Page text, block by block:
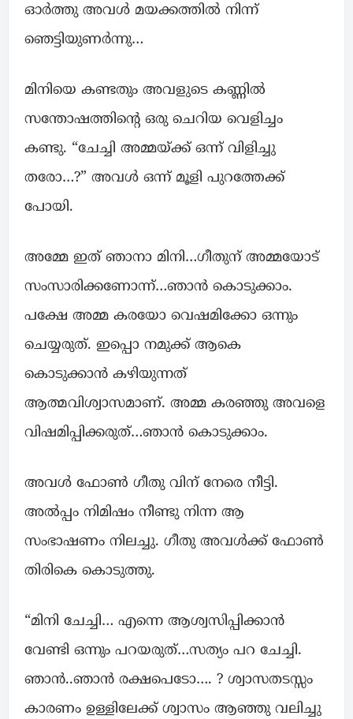
ഓർത്തു അവൾ മയക്കത്തിൽ നിന്ന്
ഞെട്ടിയുണർന്നു…
മിനിയെ കണ്ടതും അവളുടെ കണ്ണിൽ
സന്തോഷത്തിന്റെ ഒരു ചെറിയ വെളിച്ചം
കണ്ടു. “ചേച്ചി അമ്മയ്ക്ക് ഒന്ന് വിളിച്ചു
തരോ…?” അവൾ ഒന്ന് മൂളി പുറത്തേക്ക്
പോയി.
അമ്മേ ഇത് ഞാനാ മിനി…ഗീതുന് അമ്മയോട്
സംസാരിക്കണോന്ന്…ഞാൻ കൊടുക്കാം.
പക്ഷേ അമ്മ കരയോ വെഷമിക്കോ ഒന്നും
ചെയ്യരുത്. ഇപ്പൊ നമുക്ക് ആകെ
കൊടുക്കാൻ കഴിയുന്നത്
ആത്മവിശ്വാസമാണ്. അമ്മ കരഞ്ഞു അവളെ
വിഷമിപ്പിക്കരുത്…ഞാൻ കൊടുക്കാം.
അവൾ ഫോൺ ഗീതു വിന് നേരെ നീട്ടി.
അൽപ്പം നിമിഷം നീണ്ടു നിന്ന ആ
സംഭാഷണം നിലച്ചു. ഗീതു അവൾക്ക് ഫോൺ
തിരികെ കൊടുത്തു.
“മിനി ചേച്ചി… എന്നെ ആശ്വസിപ്പിക്കാൻ
വേണ്ടി ഒന്നും പറയരുത്…സത്യം പറ ചേച്ചി.
ഞാൻ..ഞാൻ രക്ഷപെടോ…. ? ശ്വാസതടസ്സം
കാരണം ഉള്ളിലേക്ക് ശ്വാസം ആഞ്ഞു വലിച്ചു